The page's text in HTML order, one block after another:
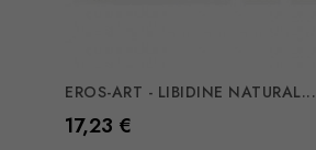
EROS-ART - LIBIDINE NATURAL...
Preço
17,23 €